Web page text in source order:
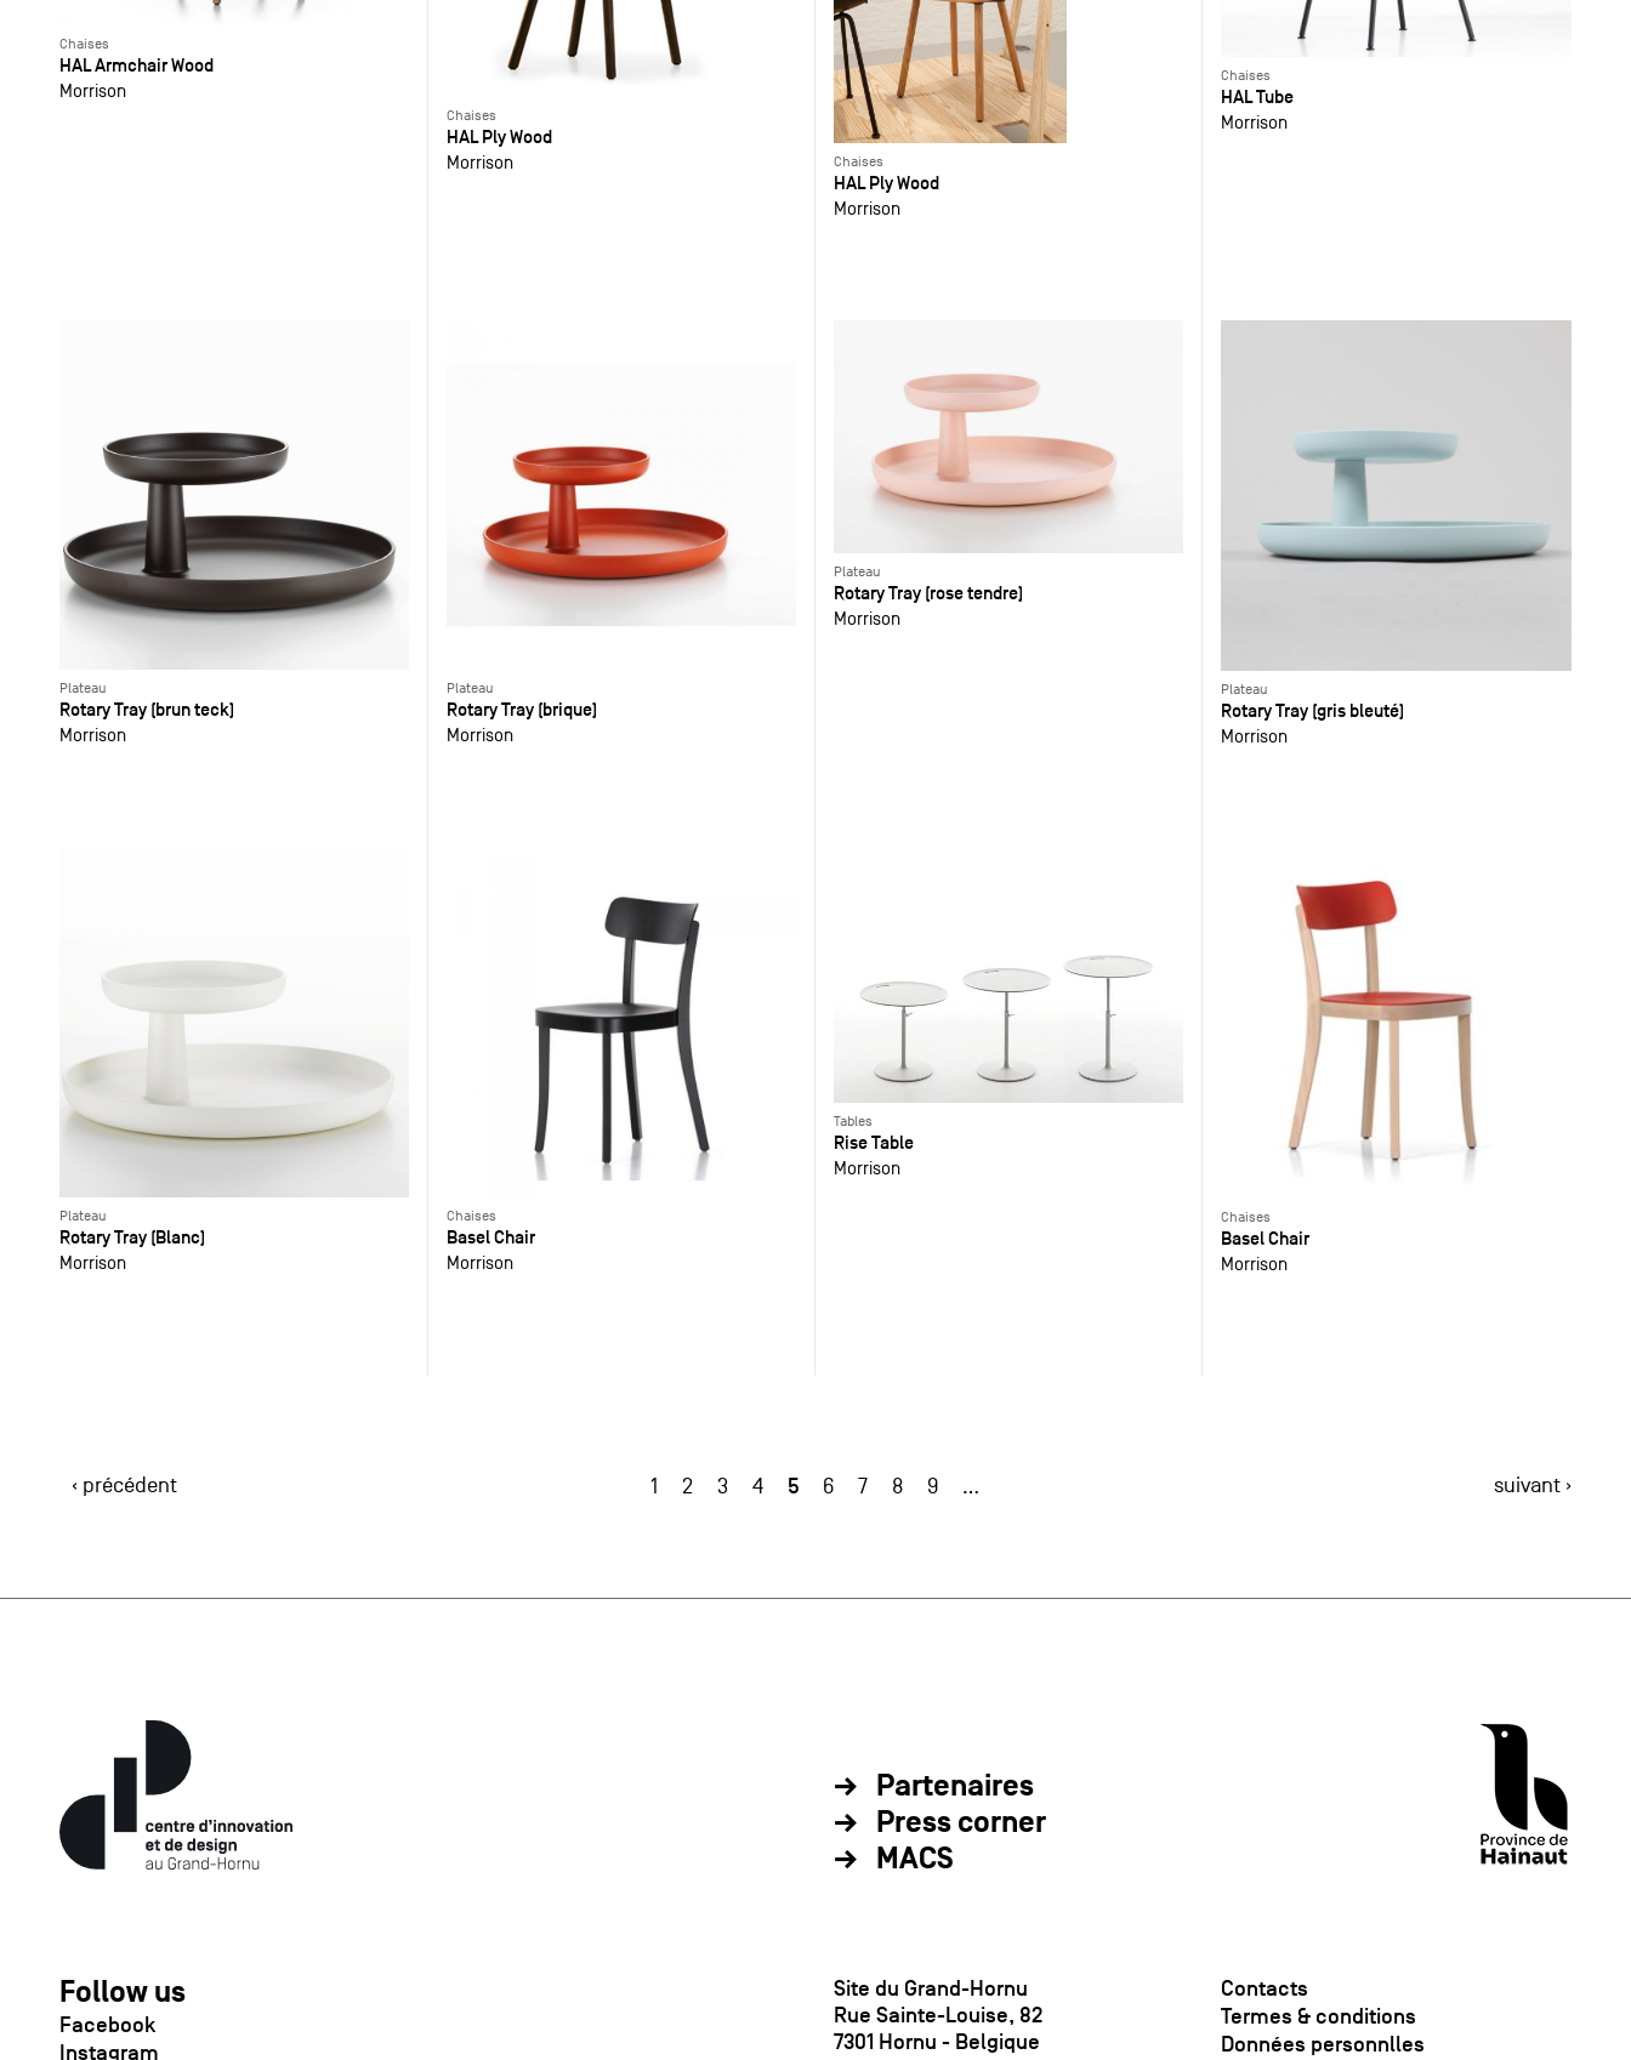
Chaises
HAL Armchair Wood
Morrison
Chaises
HAL Ply Wood
Morrison Chaises
HAL Ply Wood
Morrison
Chaises
HAL Tube
Morrison
Plateau
Rotary Tray (brun teck)
Morrison
Plateau
Rotary Tray (brique)
Morrison
Plateau
Rotary Tray (rose tendre)
Morrison
Plateau
Rotary Tray (gris bleuté)
Morrison
Plateau
Rotary Tray (Blanc)
Morrison
Chaises
Basel Chair
Morrison
Tables
Rise Table
Morrison
Chaises
Basel Chair
Morrison
‹ précédent 1 2 3 4 5 6 7 8 9 … suivant ›
Partenaires
Press corner
MACS
Follow us
Facebook
Instagram
Site du Grand-Hornu
Rue Sainte-Louise, 82
7301 Hornu - Belgique
Contacts
Termes & conditions
Données personnlles